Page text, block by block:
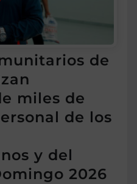
de
miles de
de los
y del
2026